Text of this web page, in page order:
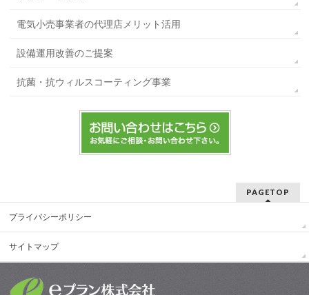
電気小売事業者の代理店メリット活用
設備運用改善のご提案
抗菌・抗ウィルスコーティング事業
PAGETOP
プライバシーポリシー
サイトマップ